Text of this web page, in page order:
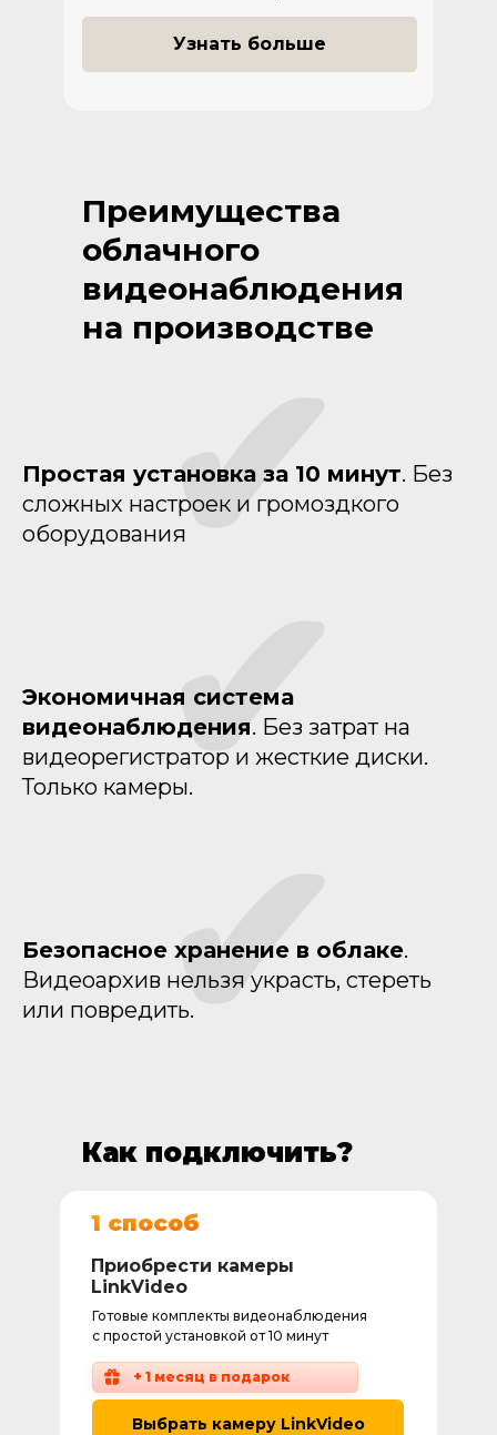
Узнать больше
Преимущества
облачного
видеонаблюдения
на производстве
Простая установка за 10 минут. Без
сложных настроек и громоздкого
оборудования✔
Экономичная система
видеонаблюдения. Без затрат на
видеорегистратор и жесткие диски.
Только камеры.✔
Безопасное хранение в облаке.
Видеоархив нельзя украсть, стереть
или повредить.✔
Готовые комплекты видеонаблюдения
с простой установкой от 10 минут
Приобрести камеры
LinkVideo
Выбрать камеру LinkVideo
1 способ
+ 1 месяц в подарок
Как подключить?